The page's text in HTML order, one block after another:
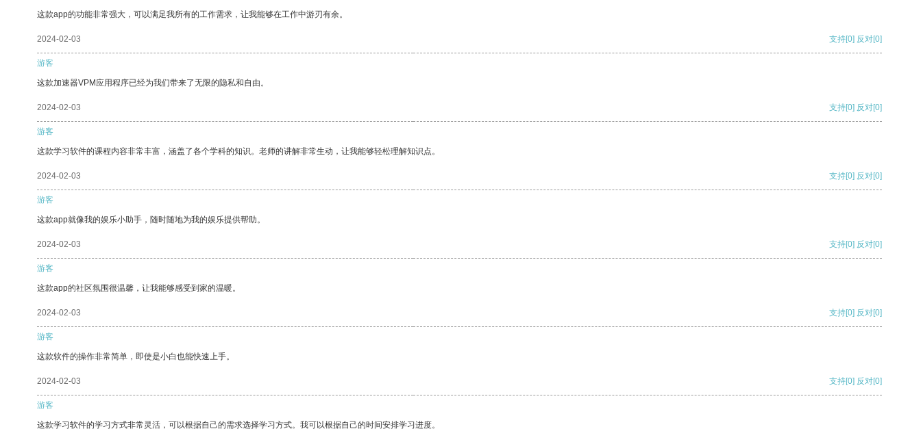
这款app的功能非常强大，可以满足我所有的工作需求，让我能够在工作中游刃有余。
2024-02-03 支持[0] 反对[0]
游客
这款加速器VPM应用程序已经为我们带来了无限的隐私和自由。
2024-02-03 支持[0] 反对[0]
游客
这款学习软件的课程内容非常丰富，涵盖了各个学科的知识。老师的讲解非常生动，让我能够轻松理解知识点。
2024-02-03 支持[0] 反对[0]
游客
这款app就像我的娱乐小助手，随时随地为我的娱乐提供帮助。
2024-02-03 支持[0] 反对[0]
游客
这款app的社区氛围很温馨，让我能够感受到家的温暖。
2024-02-03 支持[0] 反对[0]
游客
这款软件的操作非常简单，即使是小白也能快速上手。
2024-02-03 支持[0] 反对[0]
游客
这款学习软件的学习方式非常灵活，可以根据自己的需求选择学习方式。我可以根据自己的时间安排学习进度。